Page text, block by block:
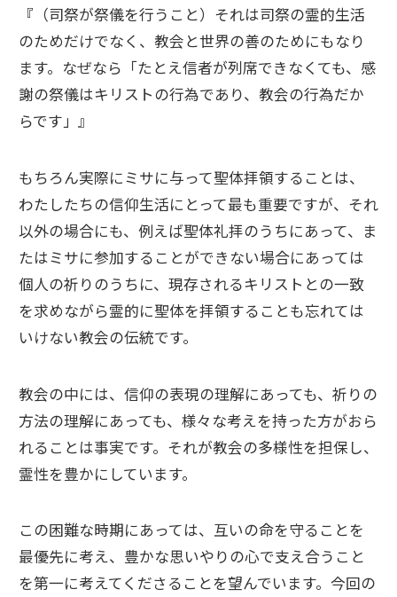
『（司祭が祭儀を行うこと）それは司祭の霊的生活
のためだけでなく、教会と世界の善のためにもなり
ます。なぜなら「たとえ信者が列席できなくても、感
謝の祭儀はキリストの行為であり、教会の行為だか
らです」』
もちろん実際にミサに与って聖体拝領することは、
わたしたちの信仰生活にとって最も重要ですが、それ
以外の場合にも、例えば聖体礼拝のうちにあって、ま
たはミサに参加することができない場合にあっては
個人の祈りのうちに、現存されるキリストとの一致
を求めながら霊的に聖体を拝領することも忘れては
いけない教会の伝統です。
教会の中には、信仰の表現の理解にあっても、祈りの
方法の理解にあっても、様々な考えを持った方がおら
れることは事実です。それが教会の多様性を担保し、
霊性を豊かにしています。
この困難な時期にあっては、互いの命を守ることを
最優先に考え、豊かな思いやりの心で支え合うこと
を第一に考えてくださることを望んでいます。今回の